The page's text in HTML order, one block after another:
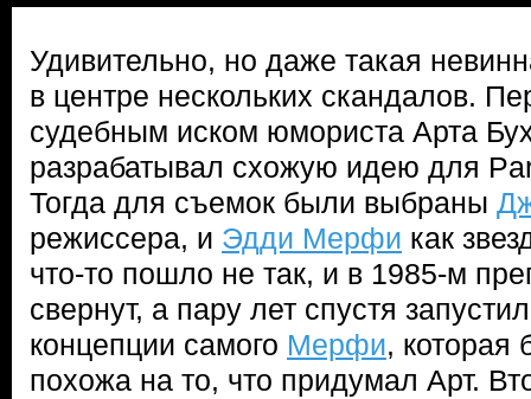
Удивительно, но даже такая
в центре нескольких скандалов.
судебным иском юмориста Арта
разрабатывал схожую идею для
Тогда для съемок были выбраны
режиссера, и Эдди Мерфи как
что-то пошло не так, и в 1985-м
свернут, а пару лет спустя
концепции самого Мерфи, которая
похожа на то, что придумал Арт.